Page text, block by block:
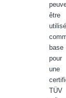
être
base
pour
une
TÜV